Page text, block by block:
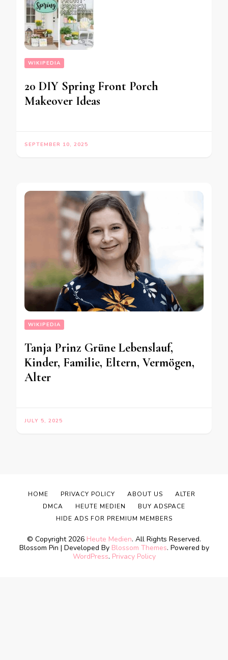
WIKIPEDIA
20 DIY Spring Front Porch
Makeover Ideas
SEPTEMBER 10, 2025
WIKIPEDIA
Tanja Prinz Grüne Lebenslauf,
Kinder, Familie, Eltern, Vermögen,
Alter
JULY 5, 2025
© Copyright 2026 Heute Medien. All Rights Reserved.
Blossom Pin | Developed By Blossom Themes. Powered by
WordPress. Privacy Policy
HOME PRIVACY POLICY ABOUT US
ALTER
DMCA
HEUTE MEDIEN
BUY ADSPACE
HIDE ADS FOR PREMIUM MEMBERS